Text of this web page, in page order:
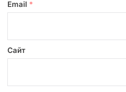
Email *
Сайт